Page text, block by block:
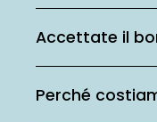
Accettate il
Perché